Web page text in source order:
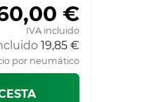
€
IVA incluido
19,85 €
por neumático